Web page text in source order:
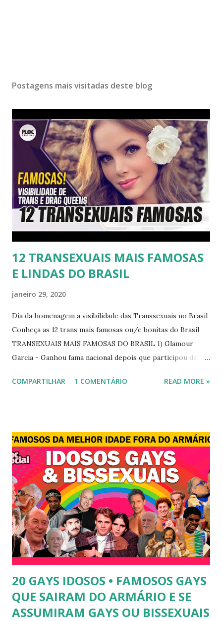
Postagens mais visitadas deste blog
12 TRANSEXUAIS MAIS FAMOSAS
E LINDAS DO BRASIL
janeiro 29, 2020
Dia da homenagem a visibilidade das Transsexuais no Brasil
Conheça as 12 trans mais famosas ou/e bonitas do Brasil
TRANSEXUAIS MAIS FAMOSAS DO BRASIL 1) Glamour
Garcia - Ganhou fama nacional depois que participou da
transexual, Britney. 2) Lea T é uma famosa modelo
disse, ainda, que realizou a cirurgia em busca de ser feliz, e
não para agradar a um homem. 3) Léo Aquilla - Apresenta o
programa "A Tarde é Sua", na Rede TV, ao lado de Sonia
Abrão. A loira também participou do reality show "A
Fazenda", exibido pela Record TV. 4) Thalita Zampirolli -
Thalita Zampirolli é modelo, atriz e empresária. A loira
alcançou a fama após ser apontada como affair do ex-
jogador Romário. 5) Ariadna Arantes - Ariadna Arantes
ficou nacionalmente conhecida após sua ...
COMPARTILHAR 1 COMENTÁRIO READ MORE »
20 GAYS IDOSOS • FAMOSOS GAYS
QUE SAIRAM DO ARMÁRIO E SE
ASSUMIRAM GAYS OU BISSEXUAIS